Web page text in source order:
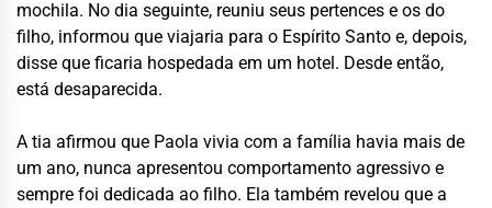
mochila. No dia seguinte, reuniu seus pertences e os do
filho, informou que viajaria para o Espírito Santo e, depois,
disse que ficaria hospedada em um hotel. Desde então,
está desaparecida.
A tia afirmou que Paola vivia com a família havia mais de
um ano, nunca apresentou comportamento agressivo e
sempre foi dedicada ao filho. Ela também revelou que a